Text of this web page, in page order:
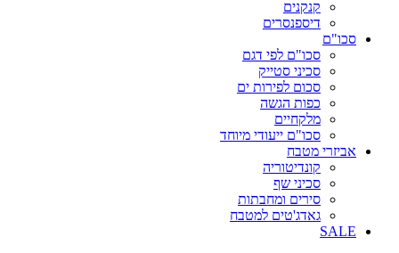
קנקנים
דיספנסרים
סכו"ם
סכו"ם לפי דגם
סכיני סטייק
סכום לפירות ים
כפות הגשה
מלקחיים
סכו"ם ייעודי מיוחד
אביזרי מטבח
קונדיטוריה
סכיני שף
סירים ומחבתות
גאדג'טים למטבח
SALE